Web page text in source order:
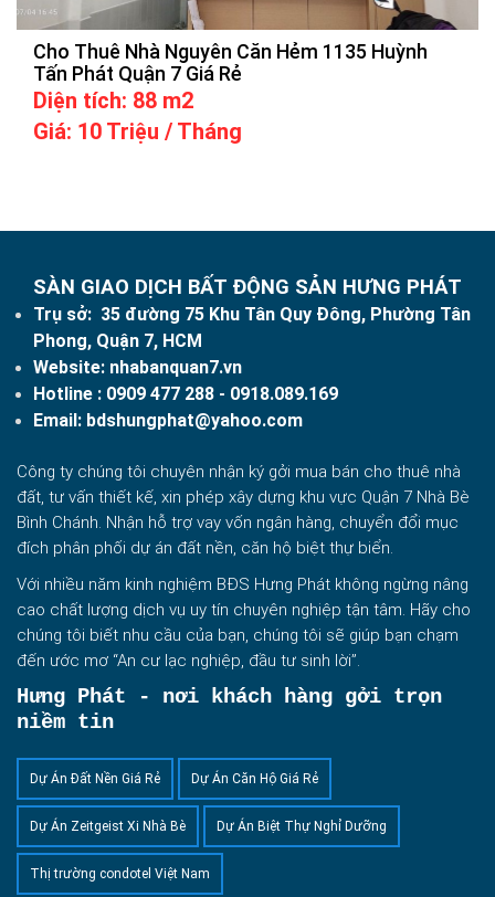
Cho Thuê Nhà Nguyên Căn Hẻm 1135 Huỳnh
Tấn Phát Quận 7 Giá Rẻ
Diện tích: 88 m2
Giá: 10 Triệu / Tháng
SÀN GIAO DỊCH BẤT ĐỘNG SẢN HƯNG PHÁT
Trụ sở: 35 đường 75 Khu Tân Quy Đông, Phường Tân
Phong, Quận 7, HCM
Website: nhabanquan7.vn
Hotline : 0909 477 288 - 0918.089.169
Email: bdshungphat@yahoo.com
Công ty chúng tôi chuyên nhận ký gởi mua bán cho thuê nhà
đất, tư vấn thiết kế, xin phép xây dựng khu vực Quận 7 Nhà Bè
Bình Chánh. Nhận hỗ trợ vay vốn ngân hàng, chuyển đổi mục
đích phân phối dự án đất nền, căn hộ biệt thự biển.
Với nhiều năm kinh nghiệm BĐS Hưng Phát không ngừng nâng
cao chất lượng dịch vụ uy tín chuyên nghiệp tận tâm. Hãy cho
chúng tôi biết nhu cầu của bạn, chúng tôi sẽ giúp bạn chạm
đến ước mơ “An cư lạc nghiệp, đầu tư sinh lời”.
Hưng Phát - nơi khách hàng gởi trọn
niềm tin
Dự Án Đất Nền Giá Rẻ Dự Án Căn Hộ Giá Rẻ
Dự Án Zeitgeist Xi Nhà Bè Dự Án Biệt Thự Nghỉ Dưỡng
Thị trường condotel Việt Nam